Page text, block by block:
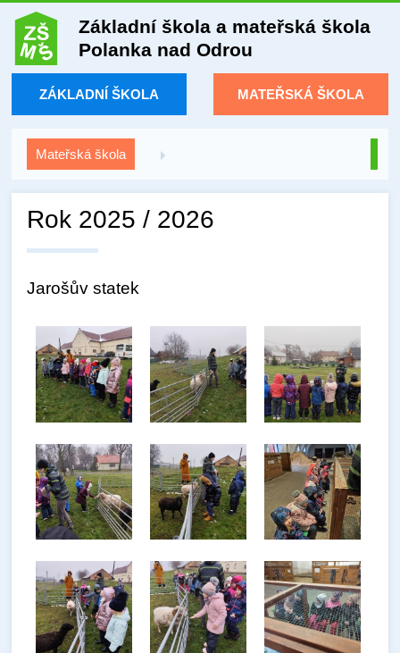
Základní škola a mateřská škola
Polanka nad Odrou
ZÁKLADNÍ ŠKOLA MATEŘSKÁ ŠKOLA
Mateřská škola
Rok 2025 / 2026
Jarošův statek